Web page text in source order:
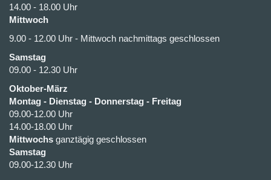
14.00 - 18.00 Uhr
Mittwoch
9.00 - 12.00 Uhr - Mittwoch nachmittags geschlossen
Samstag
09.00 - 12.30 Uhr
Oktober-März
Montag - Dienstag - Donnerstag - Freitag
09.00-12.00 Uhr
14.00-18.00 Uhr
Mittwochs ganztägig geschlossen
Samstag
09.00-12.30 Uhr